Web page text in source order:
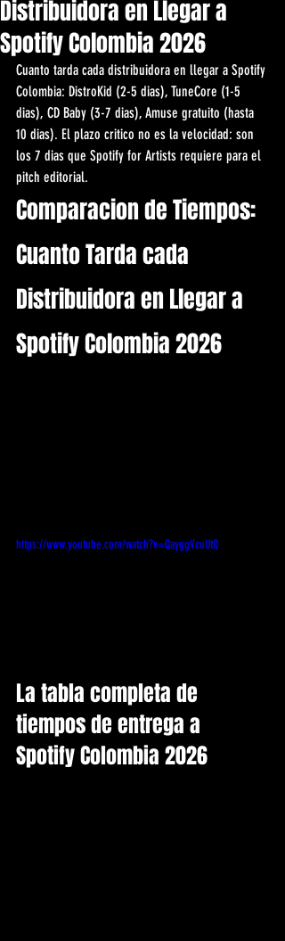
Distribuidora en Llegar a
Spotify Colombia 2026
Cuanto tarda cada distribuidora en llegar a Spotify
Colombia: DistroKid (2-5 dias), TuneCore (1-5
dias), CD Baby (3-7 dias), Amuse gratuito (hasta
10 dias). El plazo critico no es la velocidad: son
los 7 dias que Spotify for Artists requiere para el
pitch editorial.
Comparacion de Tiempos:
Cuanto Tarda cada
Distribuidora en Llegar a
Spotify Colombia 2026
https://www.youtube.com/watch?v=QayggVcuUtQ
La tabla completa de
tiempos de entrega a
Spotify Colombia 2026